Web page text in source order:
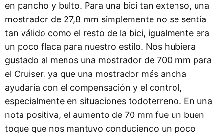
en pancho y bulto. Para una bici tan extenso, una
mostrador de 27,8 mm simplemente no se sentía
tan válido como el resto de la bici, igualmente era
un poco flaca para nuestro estilo. Nos hubiera
gustado al menos una mostrador de 700 mm para
el Cruiser, ya que una mostrador más ancha
ayudaría con el compensación y el control,
especialmente en situaciones todoterreno. En una
nota positiva, el aumento de 70 mm fue un buen
toque que nos mantuvo conduciendo un poco